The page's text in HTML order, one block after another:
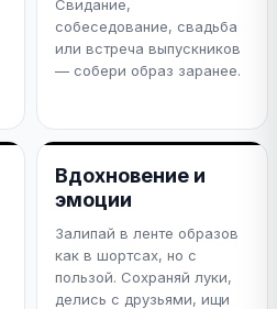
Свидание,
собеседование, свадьба
или встреча выпускников
— собери образ заранее.
Вдохновение и
эмоции
Залипай в ленте образов
как в шортсах, но с
пользой. Сохраняй луки,
делись с друзьями, ищи